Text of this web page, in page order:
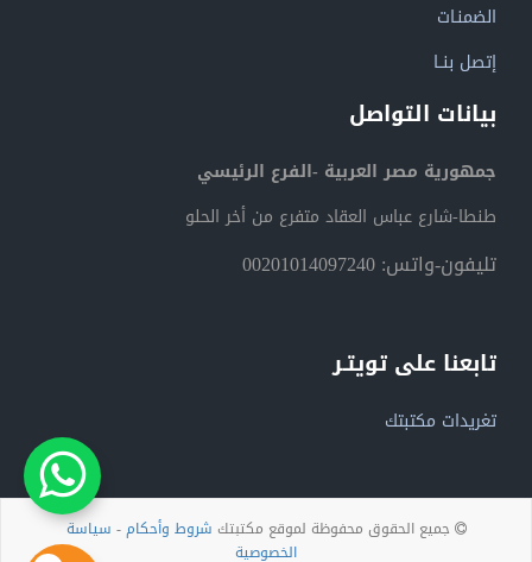
الضمنـات
إتصل بنــا
بيانات التواصل
جمهورية مصر العربية -الفرع الرئيسي
طنطا-شارع عباس العقاد متفرع من أخر الحلو
تليفون-واتس: 00201014097240
تابعنا على تويتـر
تغريدات مكتبتك
جميع الحقوق محفوظة لموقع مكتبتك شروط وأحكام- سياسة
الخصوصية